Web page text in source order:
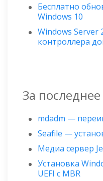
Бесплатно
Windows 10
Windows Server
контроллера
За
mdadm —
Seafile —
Медиа сервер
Установка
UEFI с MBR